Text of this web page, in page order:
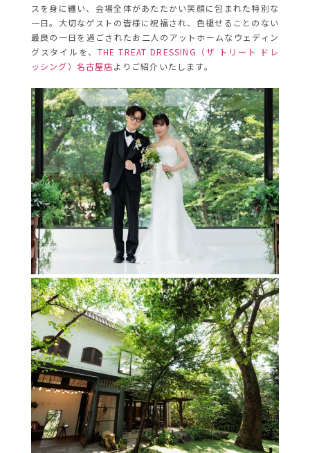
スを身に纏い、会場全体があたたかい笑顔に包まれた特別な
一日。大切なゲストの皆様に祝福され、色褪せることのない
最良の一日を過ごされたお二人のアットホームなウェディン
グスタイルを、THE TREAT DRESSING（ザ トリート ドレ
ッシング）名古屋店よりご紹介いたします。